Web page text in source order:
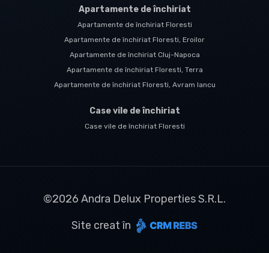
Apartamente de închiriat
Apartamente de închiriat Floresti
Apartamente de închiriat Floresti, Eroilor
Apartamente de închiriat Cluj-Napoca
Apartamente de închiriat Floresti, Terra
Apartamente de închiriat Floresti, Avram Iancu
Case vile de închiriat
Case vile de închiriat Floresti
©2026 Andra Delux Properties S.R.L.
Site creat în